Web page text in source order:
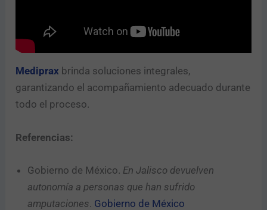
Mediprax brinda soluciones integrales,
garantizando el acompañamiento adecuado durante
todo el proceso.
Referencias:
Gobierno de México. En Jalisco devuelven
autonomía a personas que han sufrido
amputaciones. Gobierno de México